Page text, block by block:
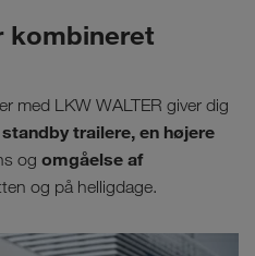
kombineret
med LKW WALTER giver dig
standby trailere, en højere
og omgåelse af
og på helligdage.